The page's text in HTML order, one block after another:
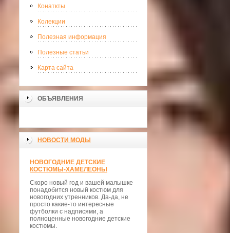
Конаткты
Колекции
Полезная информация
Полезные статьи
Карта сайта
ОБЪЯВЛЕНИЯ
НОВОСТИ МОДЫ
НОВОГОДНИЕ ДЕТСКИЕ
КОСТЮМЫ-ХАМЕЛЕОНЫ
Скоро новый год и вашей малышке
понадобится новый костюм для
новогодних утренников. Да-да, не
просто какие-то интересные
футболки с надписями, а
полноценные новогодние детские
костюмы.